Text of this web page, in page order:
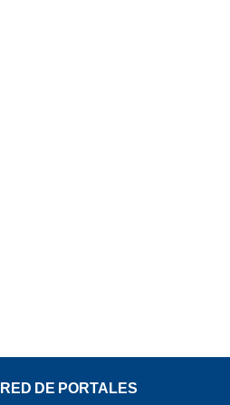
RED DE PORTALES